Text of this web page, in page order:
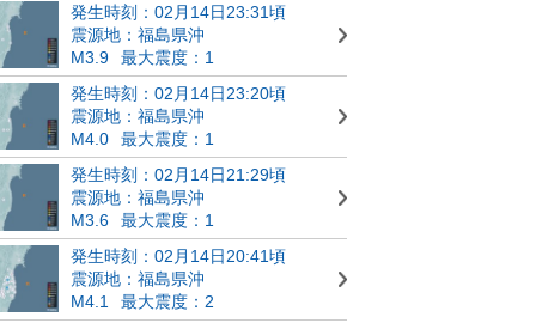
発生時刻：02月14日23:31頃
震源地：福島県沖
M3.9
最大震度：1
発生時刻：02月14日23:20頃
震源地：福島県沖
M4.0
最大震度：1
発生時刻：02月14日21:29頃
震源地：福島県沖
M3.6
最大震度：1
発生時刻：02月14日20:41頃
震源地：福島県沖
M4.1
最大震度：2